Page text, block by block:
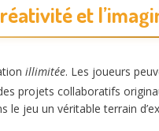
et
illimitée. Les joueurs
projets collaboratifs
le jeu un véritable terrain